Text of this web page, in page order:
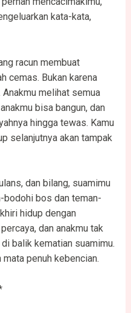
kata-kata,
racun membuat
cemas. Bukan karena
Anakmu melihat semua
bisa bangun, dan
hingga tewas. Kamu
selanjutnya akan tampak
dan bilang, suamimu
bos dan teman-
hidup dengan
dan anakmu tak
balik kematian suamimu.
penuh kebencian.